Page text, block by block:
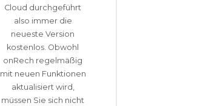
Cloud durchgeführt
also immer die
neueste Version
kostenlos. Obwohl
onRech regelmäßig
mit neuen Funktionen
aktualisiert wird,
müssen Sie sich nicht